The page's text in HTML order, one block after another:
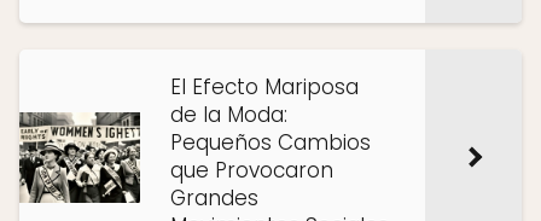
El Efecto Mariposa
de la Moda:
Pequeños Cambios
que Provocaron
Grandes